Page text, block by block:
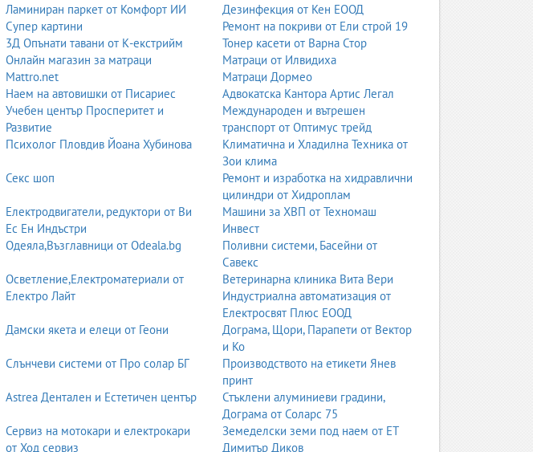
Ламиниран паркет от Комфорт ИИ
Дезинфекция от Кен ЕООД
Супер картини
Ремонт на покриви от Ели строй 19
3Д Опънати тавани от К-екстрийм
Тонер касети от Варна Стор
Онлайн магазин за матраци
Mattro.net
Матраци от Илвидиха
Матраци Дормео
Наем на автовишки от Писариес
Адвокатска Кантора Артис Легал
Учебен център Просперитет и
Развитие
Международен и вътрешен
транспорт от Оптимус трейд
Психолог Пловдив Йоана Хубинова
Климатична и Хладилна Техника от
Зои клима
Секс шоп
Ремонт и изработка на хидравлични
цилиндри от Хидроплам
Електродвигатели, редуктори от Ви
Ес Ен Индъстри
Машини за ХВП от Техномаш
Инвест
Одеяла,Възглавници от Odeala.bg
Поливни системи, Басейни от
Савекс
Осветление,Електроматериали от
Електро Лайт
Ветеринарна клиника Вита Вери
Индустриална автоматизация от
Електросвят Плюс ЕООД
Дамски якета и елеци от Геони
Дограма, Щори, Парапети от Вектор
и Ко
Слънчеви системи от Про солар БГ
Производството на етикети Янев
принт
Astrea Дентален и Естетичен център
Стъклени алуминиеви градини,
Дограма от Соларс 75
Сервиз на мотокари и електрокари
от Ход сервиз
Земеделски земи под наем от ЕТ
Димитър Диков